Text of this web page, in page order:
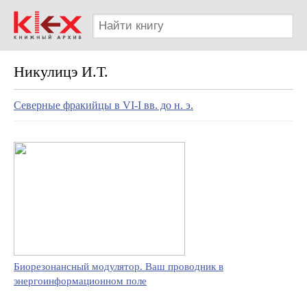
Никулицэ И.Т.
Северные фракийцы в VI-I вв. до н. э.
Биорезонансный модулятор. Ваш проводник в
энергоинформационном поле